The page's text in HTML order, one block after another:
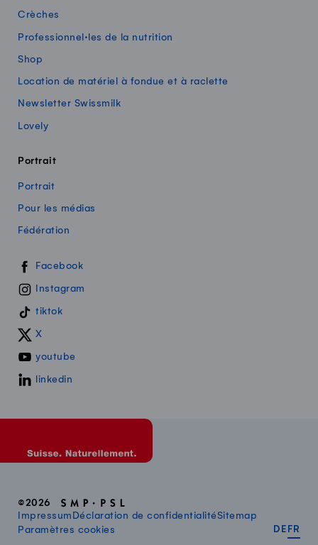
Crèches
Professionnel·les de la nutrition
Shop
Location de matériel à fondue et à raclette
Newsletter Swissmilk
Lovely
Portrait
Portrait
Pour les médias
Fédération
Swissmilk sur les réseaux sociaux
Facebook
Instagram
tiktok
X
youtube
linkedin
©2026
Impressum Déclaration de confidentialitéSitemap
Paramètres cookies
DE FR